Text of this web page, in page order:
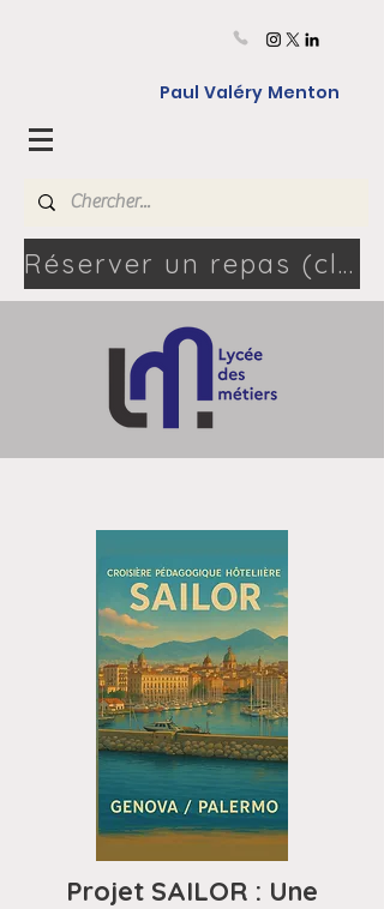
Paul Valéry Menton
Réserver un repas (cliquez ici) - 06.46.80.04.08
Projet SAILOR : Une